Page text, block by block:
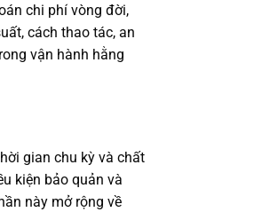
chi phí vòng đời,
cách thao tác, an
vận hành hằng
gian chu kỳ và chất
kiện bảo quản và
này mở rộng về